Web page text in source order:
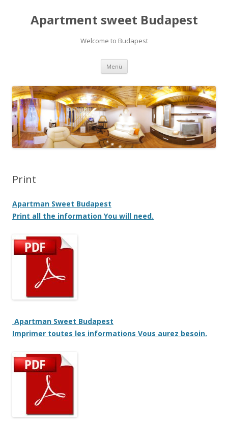
Apartment sweet Budapest
Welcome to Budapest
Menü Tovább a tartalomra
Print
Apartman Sweet Budapest
Print all the information You will need.
Apartman Sweet Budapest
Imprimer toutes les informations Vous aurez besoin.